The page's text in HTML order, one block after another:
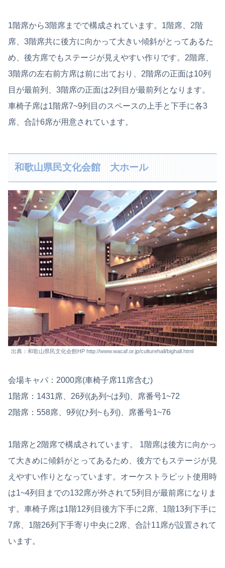
1階席から3階席までで構成されています。1階席、2階
席、3階席共に後方に向かって大きい傾斜がとってあるた
め、後方席でもステージが見えやすい作りです。2階席、
3階席の左右前方席は前に出ており、2階席の正面は10列
目が最前列、3階席の正面は2列目が最前列となります。
車椅子席は1階席7~9列目のスペースの上手と下手に各3
席、合計6席が用意されています。
和歌山県民文化会館 大ホール
出典：和歌山県民文化会館HP http://www.wacaf.or.jp/culturehall/bighall.html
会場キャパ：2000席(車椅子席11席含む)
1階席：1431席、26列(あ列~は列)、席番号1~72
2階席：558席、9列(ひ列~も列)、席番号1~76
1階席と2階席で構成されています。 1階席は後方に向かっ
て大きめに傾斜がとってあるため、後方でもステージが見
えやすい作りとなっています。オーケストラピット使用時
は1~4列目までの132席が外されて5列目が最前席になりま
す。車椅子席は1階12列目後方下手に2席、1階13列下手に
7席、1階26列下手寄り中央に2席、合計11席が設置されて
います。